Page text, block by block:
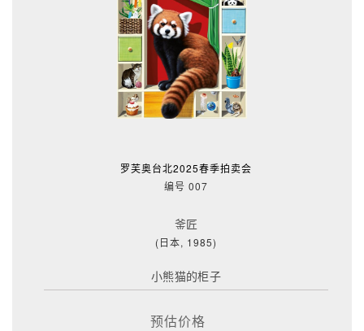
罗芙奥台北2025春季拍卖会
编号 007
釜匠
(日本, 1985)
小熊猫的柜子
预估价格